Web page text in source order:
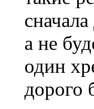
а не
один
дорого